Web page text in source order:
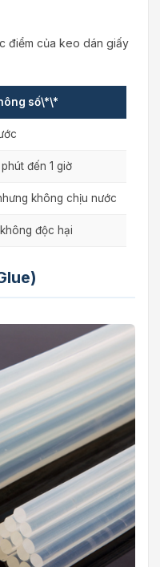
điểm của keo dán giấy
số\*\*
đến 1 giờ
không chịu nước
độc hại